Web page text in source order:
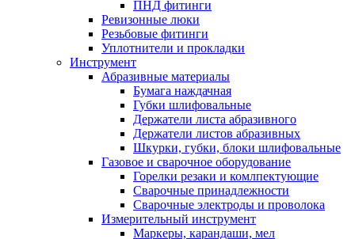
ПНД фитинги
Ревизонные люки
Резьбовые фитинги
Уплотнители и прокладки
Инструмент
Абразивные материалы
Бумага наждачная
Губки шлифовальные
Держатели листа абразивного
Держатели листов абразивных
Шкурки, губки, блоки шлифовальные
Газовое и сварочное оборудование
Горелки резаки и комлпектующие
Сварочные принадлежности
Сварочные электроды и проволока
Измерительный инструмент
Маркеры, карандаши, мел